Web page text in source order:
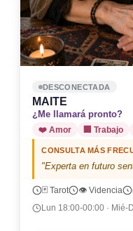
DESCONECTADA
MAITE
¿Me llamará pronto?
❤️ Amor 🏢 Trabajo
CONSULTA MÁS
"Experta en futuro
🃏 Tarot 👁️ Videncia
Lun 18:00-00:00 · Mié-